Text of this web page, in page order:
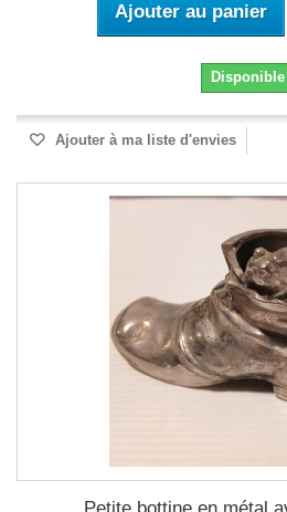
Ajouter au panier
Disponible
Ajouter à ma liste d'envies